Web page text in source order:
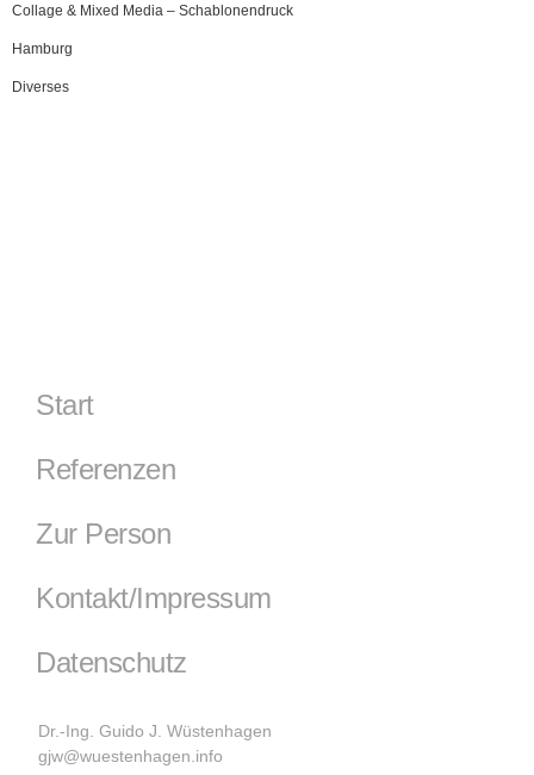
Collage & Mixed Media – Schablonendruck
Hamburg
Diverses
Start
Referenzen
Zur Person
Kontakt/Impressum
Datenschutz
Dr.-Ing. Guido J. Wüstenhagen
gjw@wuestenhagen.info